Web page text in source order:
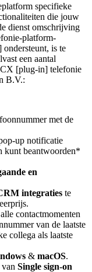
specifieke
die jouw
dienst omschrijving
platform-
is te
een aantal
[plug-in] telefonie
B.V.:
met de
up notificatie
kunt beantwoorden*
en
integraties te
contactmomenten
van de laatste
collega als laatste
& macOS.
Single sign-on